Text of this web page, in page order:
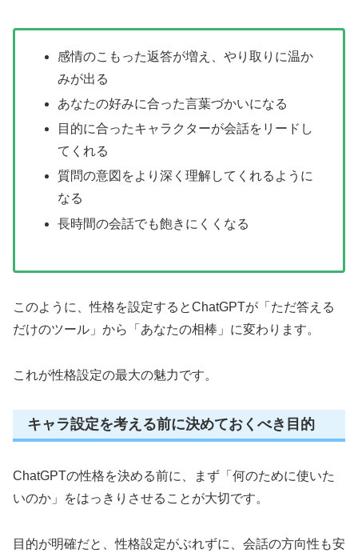
感情のこもった返答が増え、やり取りに温か
みが出る
あなたの好みに合った言葉づかいになる
目的に合ったキャラクターが会話をリードし
てくれる
質問の意図をより深く理解してくれるように
なる
長時間の会話でも飽きにくくなる
このように、性格を設定するとChatGPTが「ただ答える
だけのツール」から「あなたの相棒」に変わります。
これが性格設定の最大の魅力です。
キャラ設定を考える前に決めておくべき目的
ChatGPTの性格を決める前に、まず「何のために使いた
いのか」をはっきりさせることが大切です。
目的が明確だと、性格設定がぶれずに、会話の方向性も安